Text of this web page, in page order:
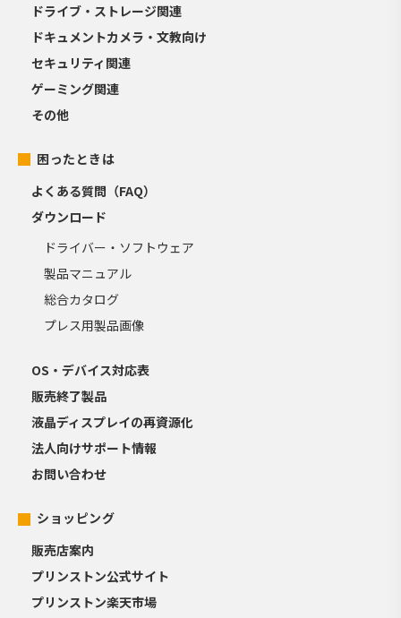
ドライブ・ストレージ関連
ドキュメントカメラ・文教向け
セキュリティ関連
ゲーミング関連
その他
困ったときは
よくある質問（FAQ）
ダウンロード
ドライバー・ソフトウェア
製品マニュアル
総合カタログ
プレス用製品画像
OS・デバイス対応表
販売終了製品
液晶ディスプレイの再資源化
法人向けサポート情報
お問い合わせ
ショッピング
販売店案内
プリンストン公式サイト
プリンストン楽天市場